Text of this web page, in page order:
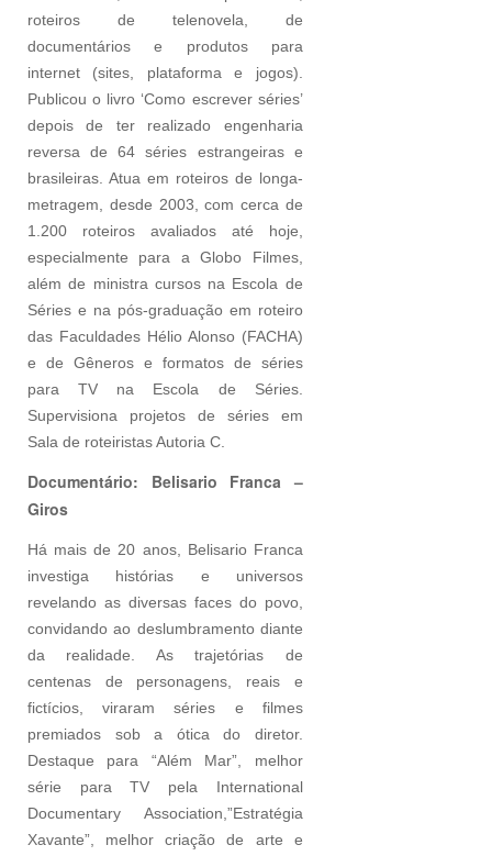
roteiros de telenovela, de
documentários e produtos para
internet (sites, plataforma e jogos).
Publicou o livro ‘Como escrever séries’
depois de ter realizado engenharia
reversa de 64 séries estrangeiras e
brasileiras. Atua em roteiros de longa-
metragem, desde 2003, com cerca de
1.200 roteiros avaliados até hoje,
especialmente para a Globo Filmes,
além de ministra cursos na Escola de
Séries e na pós-graduação em roteiro
das Faculdades Hélio Alonso (FACHA)
e de Gêneros e formatos de séries
para TV na Escola de Séries.
Supervisiona projetos de séries em
Sala de roteiristas Autoria C.
Documentário: Belisario Franca –
Giros
Há mais de 20 anos, Belisario Franca
investiga histórias e universos
revelando as diversas faces do povo,
convidando ao deslumbramento diante
da realidade. As trajetórias de
centenas de personagens, reais e
fictícios, viraram séries e filmes
premiados sob a ótica do diretor.
Destaque para “Além Mar”, melhor
série para TV pela International
Documentary Association,”Estratégia
Xavante”, melhor criação de arte e